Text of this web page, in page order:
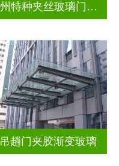
湖州特种夹丝玻璃门生产厂家
吊趟门夹胶渐变玻璃